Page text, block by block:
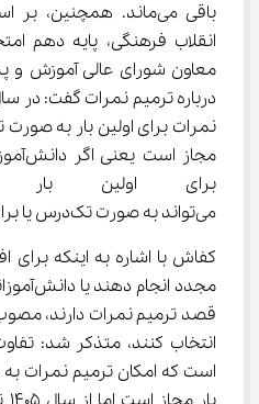
باقی می‌ماند.
انقلاب فرهنگی، پایه دهم
معاون شورای عالی آموزش و
برای اولین
می‌تواند به صورت تک‌درس یا برای تمام دروس اقدام کند.
مجدد
قصد ترمیم نمرات دارند،
است که امکان ترمیم نمرات